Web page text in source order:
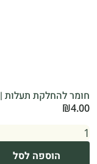
חומר להחלקת תעלות | 10 מ”ל
₪4.00
הוספה לסל